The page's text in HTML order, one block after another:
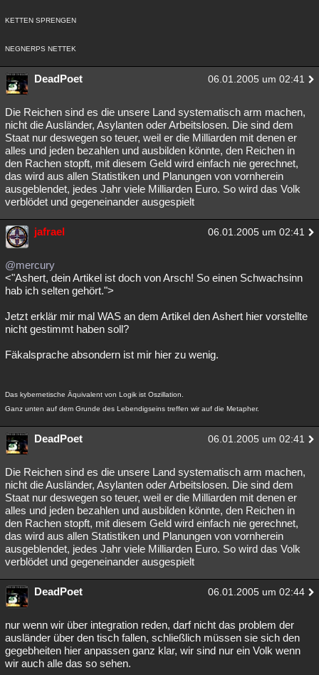
KETTEN SPRENGEN
NEGNERPS NETTEK
DeadPoet 06.01.2005 um 02:41
Die Reichen sind es die unsere Land systematisch arm machen,
nicht die Ausländer, Asylanten oder Arbeitslosen. Die sind dem
Staat nur deswegen so teuer, weil er die Milliarden mit denen er
alles und jeden bezahlen und ausbilden könnte, den Reichen in
den Rachen stopft, mit diesem Geld wird einfach nie gerechnet,
das wird aus allen Statistiken und Planungen von vornherein
ausgeblendet, jedes Jahr viele Milliarden Euro. So wird das Volk
verblödet und gegeneinander ausgespielt
jafrael 06.01.2005 um 02:41
@mercury
<"Ashert, dein Artikel ist doch von Arsch! So einen Schwachsinn
hab ich selten gehört.">
Jetzt erklär mir mal WAS an dem Artikel den Ashert hier vorstellte
nicht gestimmt haben soll?
Fäkalsprache absondern ist mir hier zu wenig.
Das kybernetische Äquivalent von Logik ist Oszillation.
Ganz unten auf dem Grunde des Lebendigseins treffen wir auf die Metapher.
DeadPoet 06.01.2005 um 02:41
Die Reichen sind es die unsere Land systematisch arm machen,
nicht die Ausländer, Asylanten oder Arbeitslosen. Die sind dem
Staat nur deswegen so teuer, weil er die Milliarden mit denen er
alles und jeden bezahlen und ausbilden könnte, den Reichen in
den Rachen stopft, mit diesem Geld wird einfach nie gerechnet,
das wird aus allen Statistiken und Planungen von vornherein
ausgeblendet, jedes Jahr viele Milliarden Euro. So wird das Volk
verblödet und gegeneinander ausgespielt
DeadPoet 06.01.2005 um 02:44
nur wenn wir über integration reden, darf nicht das problem der
ausländer über den tisch fallen, schließlich müssen sie sich den
gegebheiten hier anpassen ganz klar, wir sind nur ein Volk wenn
wir auch alle das so sehen.